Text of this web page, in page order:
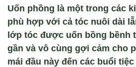
Uốn phồng là một trong các
phù hợp với cả tóc nuôi dài
lớp tóc được uốn bồng bềnh
gần và vô cùng gợi cảm cho
mái đầu này đến các buổi